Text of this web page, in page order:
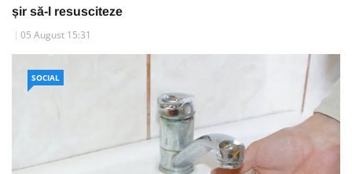
șir să-l resusciteze
05 August 15:31
SOCIAL